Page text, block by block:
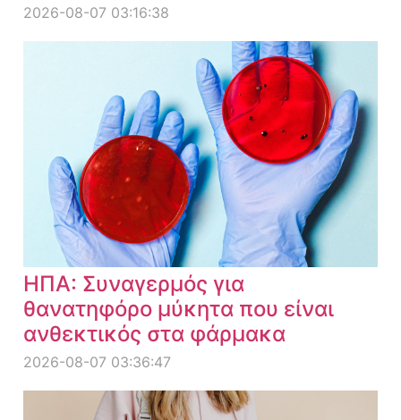
2026-08-07 03:16:38
ΗΠΑ: Συναγερμός για
θανατηφόρο μύκητα που είναι
ανθεκτικός στα φάρμακα
2026-08-07 03:36:47